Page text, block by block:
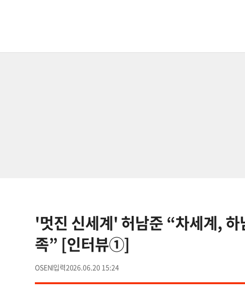
'멋진 신세계' 허남준 “차세계,
족” [인터뷰①]
OSEN 2026.06.20 15:24